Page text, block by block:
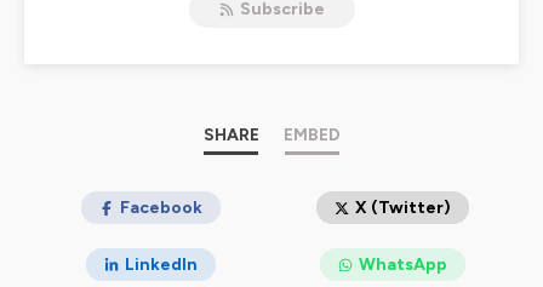
d’entreprise, mécaniciens ou journalistes, toutes et tous
tous les mercredis je vous propose de découvrir des
mêmehors du commun
activez les notifications abonnerou laisser
Subscribe
SHARE EMBED
Facebook X (Twitter)
LinkedIn WhatsApp